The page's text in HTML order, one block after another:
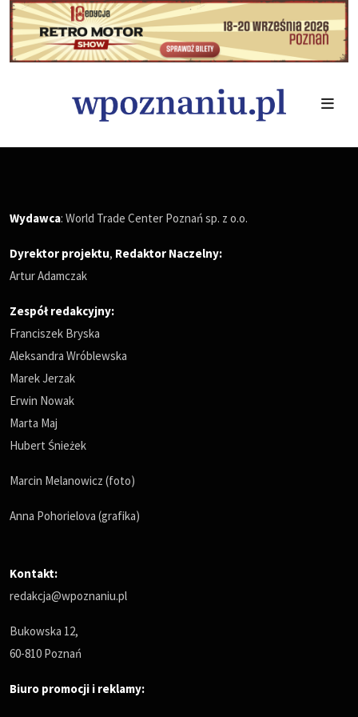
Wydawca: World Trade Center Poznań sp. z o.o.
Dyrektor projektu, Redaktor Naczelny:
Artur Adamczak
Zespół redakcyjny:
Franciszek Bryska
Aleksandra Wróblewska
Marek Jerzak
Erwin Nowak
Marta Maj
Hubert Śnieżek
Marcin Melanowicz (foto)
Anna Pohorielova (grafika)
Kontakt:
redakcja@wpoznaniu.pl
Bukowska 12,
60-810 Poznań
Biuro promocji i reklamy: